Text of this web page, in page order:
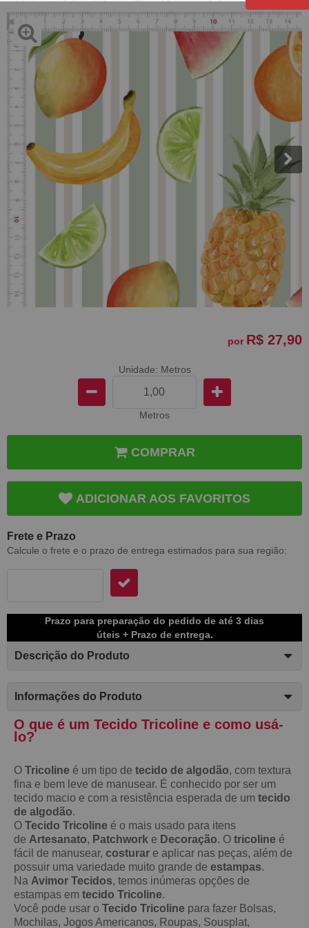
por R$ 27,90
Unidade: Metros
Metros
COMPRAR
ADICIONAR AOS FAVORITOS
Frete e Prazo
Calcule o frete e o prazo de entrega estimados para sua região:
Prazo para preparação do pedido de até 3 dias
úteis + Prazo de entrega.
Descrição do Produto
Informações do Produto
O que é um Tecido Tricoline e como usá-
lo?
O Tricoline é um tipo de tecido de algodão, com textura
fina e bem leve de manusear. É conhecido por ser um
tecido macio e com a resistência esperada de um tecido
de algodão.
O Tecido Tricoline é o mais usado para itens
de Artesanato, Patchwork e Decoração. O tricoline é
fácil de manusear, costurar e aplicar nas peças, além de
possuir uma variedade muito grande de estampas.
Na Avimor Tecidos, temos inúmeras opções de
estampas em tecido Tricoline.
Você pode usar o Tecido Tricoline para fazer Bolsas,
Mochilas, Jogos Americanos, Roupas, Sousplat,